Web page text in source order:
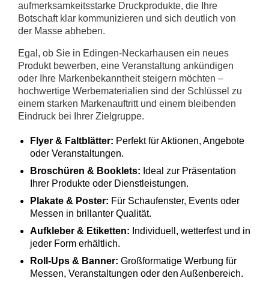
aufmerksamkeitsstarke Druckprodukte, die Ihre
Botschaft klar kommunizieren und sich deutlich von
der Masse abheben.
Egal, ob Sie in Edingen-Neckarhausen ein neues
Produkt bewerben, eine Veranstaltung ankündigen
oder Ihre Markenbekanntheit steigern möchten –
hochwertige Werbematerialien sind der Schlüssel zu
einem starken Markenauftritt und einem bleibenden
Eindruck bei Ihrer Zielgruppe.
Flyer & Faltblätter: Perfekt für Aktionen, Angebote
oder Veranstaltungen.
Broschüren & Booklets: Ideal zur Präsentation
Ihrer Produkte oder Dienstleistungen.
Plakate & Poster: Für Schaufenster, Events oder
Messen in brillanter Qualität.
Aufkleber & Etiketten: Individuell, wetterfest und in
jeder Form erhältlich.
Roll-Ups & Banner: Großformatige Werbung für
Messen, Veranstaltungen oder den Außenbereich.